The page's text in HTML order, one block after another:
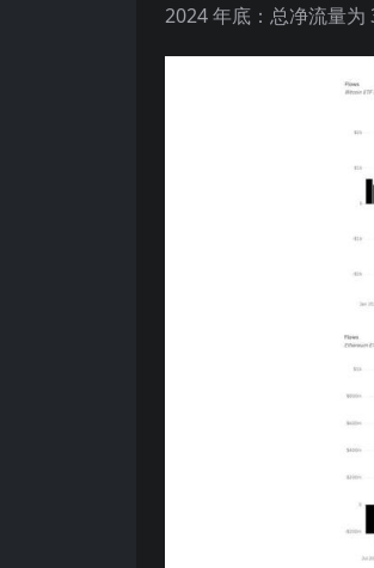
2024 年底：总净流量为